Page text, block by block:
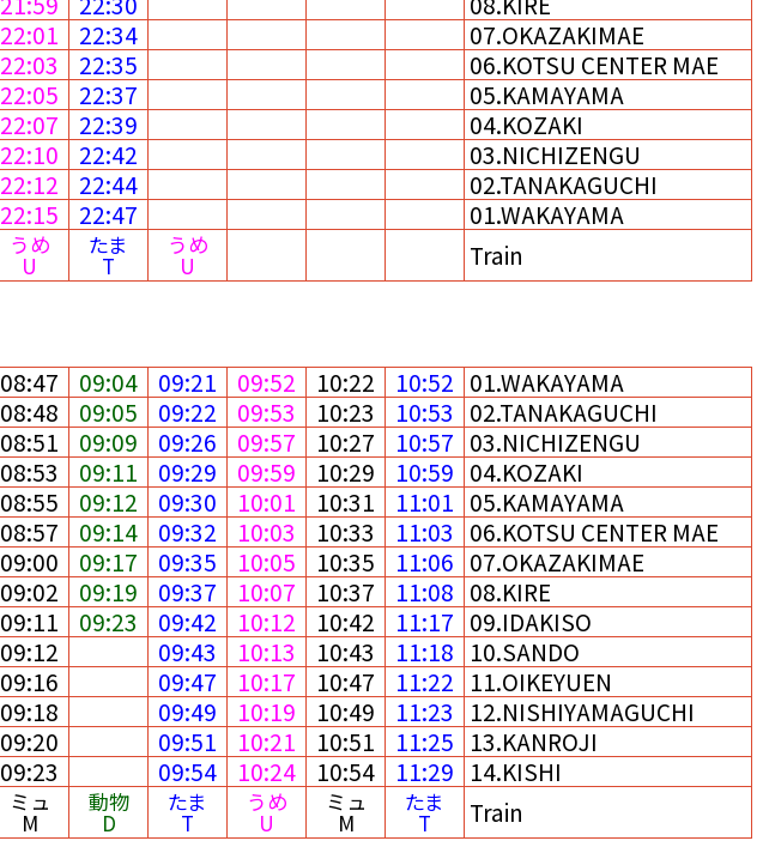
22:01 22:34
07.OKAZAKIMAE
22:03 22:35
06.KOTSU CENTER MAE
22:05 22:37
05.KAMAYAMA
22:07 22:39
04.KOZAKI
22:10 22:42
03.NICHIZENGU
22:12 22:44
02.TANAKAGUCHI
22:15 22:47
01.WAKAYAMA
うめ
U
たま
T
うめ
U Train
08:47 09:04 09:21 09:52 10:22 10:52 01.WAKAYAMA
08:48 09:05 09:22 09:53 10:23 10:53 02.TANAKAGUCHI
08:51 09:09 09:26 09:57 10:27 10:57 03.NICHIZENGU
08:53 09:11 09:29 09:59 10:29 10:59 04.KOZAKI
08:55 09:12 09:30 10:01 10:31 11:01 05.KAMAYAMA
08:57 09:14 09:32 10:03 10:33 11:03 06.KOTSU CENTER MAE
09:00 09:17 09:35 10:05 10:35 11:06 07.OKAZAKIMAE
09:02 09:19 09:37 10:07 10:37 11:08 08.KIRE
09:11 09:23 09:42 10:12 10:42 11:17 09.IDAKISO
09:12 09:43 10:13 10:43 11:18 10.SANDO
09:16 09:47 10:17 10:47 11:22 11.OIKEYUEN
09:18 09:49 10:19 10:49 11:23
12.NISHIYAMAGUCHI
09:20 09:51 10:21 10:51 11:25 13.KANROJI
09:23 09:54 10:24 10:54 11:29 14.KISHI
ミュ
M
動物
D
たま
T
うめ
U
ミュ
M
たま
T
Train